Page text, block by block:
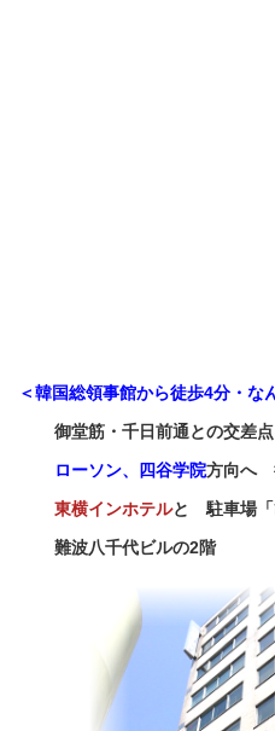
＜韓国総領事館から徒歩4分・ な
御堂筋・ 千日前通との交差
ローソン、
四谷学院方向へ
東横インホテルと 駐車場「
難波八千代ビルの2階